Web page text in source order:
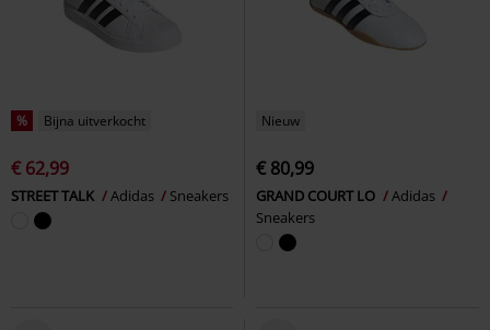
% Bijna uitverkocht
€ 62,99
STREET TALK Adidas Sneakers
Nieuw
€ 80,99
GRAND COURT LO
Adidas
Sneakers